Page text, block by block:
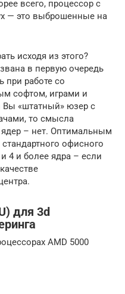
всего, процессор с
— это выброшенные на
исходя из этого?
в первую очередь
при работе со
софтом, играми и
Вы «штатный» юзер с
то смысла
ядер – нет. Оптимальным
офисного
4 и более ядра – если
для 3d
AMD 5000